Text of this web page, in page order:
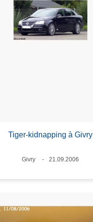
Tiger-kidnapping à Givry
Standort
Givry
21.09.2006